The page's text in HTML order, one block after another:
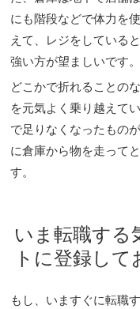
にも階段などで体力を
えて、レジをしている
強い方が望ましいです。
どこかで折れることの
を元気よく乗り越えて
で足りなくなったもの
に倉庫から物を走って
す。
いま転職する
トに登録し
もし、いますぐに転職